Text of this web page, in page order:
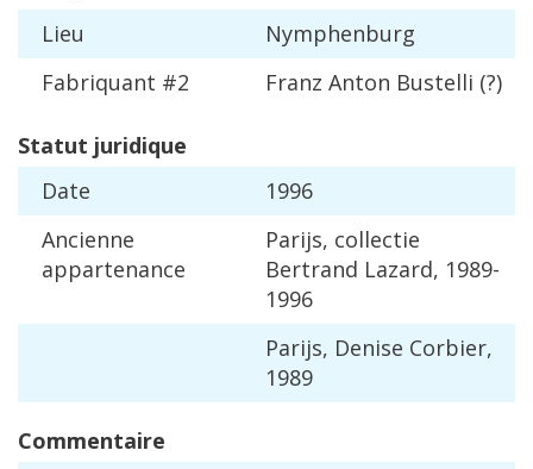
Lieu
Nymphenburg
Fabriquant #2 Franz Anton Bustelli (?)
Statut juridique
Date
1996
Ancienne
appartenance
Parijs, collectie
Bertrand Lazard, 1989-
1996
Parijs, Denise Corbier,
1989
Commentaire